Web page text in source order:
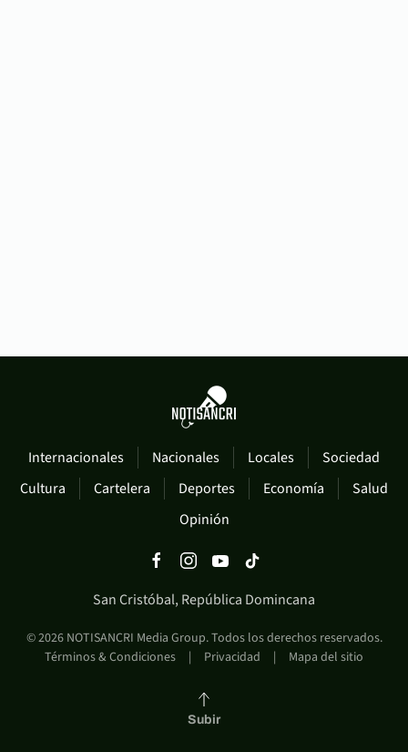
Internacionales Nacionales Locales
Sociedad
Cultura
Cartelera Deportes Economía
Salud
Opinión
San Cristóbal, República Domincana
©2026NOTISANCRI Media Group. Todos los derechos reservados.
Términos & Condiciones | Privacidad | Mapa del sitio
Subir